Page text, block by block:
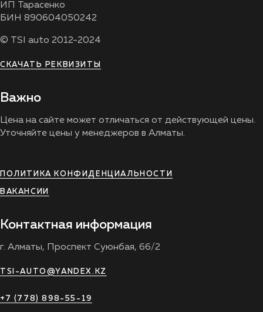
ИП Тарасенко
БИН 890604050242
© TSI auto 2012-2024
СКАЧАТЬ РЕКВИЗИТЫ
Важно
Цена на сайте может отличаться от действующей цены.
Уточняйте цены у менеджеров в Алматы.
ПОЛИТИКА КОНФИДЕНЦИАЛЬНОСТИ
ВАКАНСИИ
Контактная информация
г. Алматы, Проспект Суюнбая, 66/2
TSI-AUTO@YANDEX.KZ
+7 (778) 898-55-19